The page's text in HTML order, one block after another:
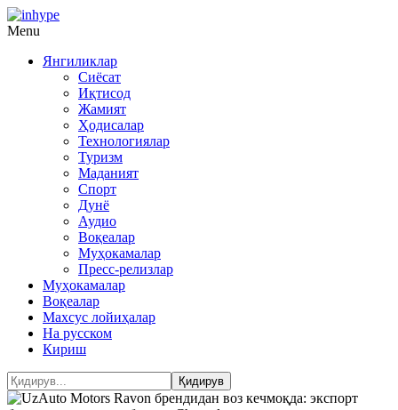
Menu
Янгиликлар
Сиёсат
Иқтисод
Жамият
Ҳодисалар
Технологиялар
Туризм
Маданият
Спорт
Дунё
Аудио
Воқеалар
Муҳокамалар
Пресс-релизлар
Муҳокамалар
Воқеалар
Махсус лойиҳалар
На русском
Кириш